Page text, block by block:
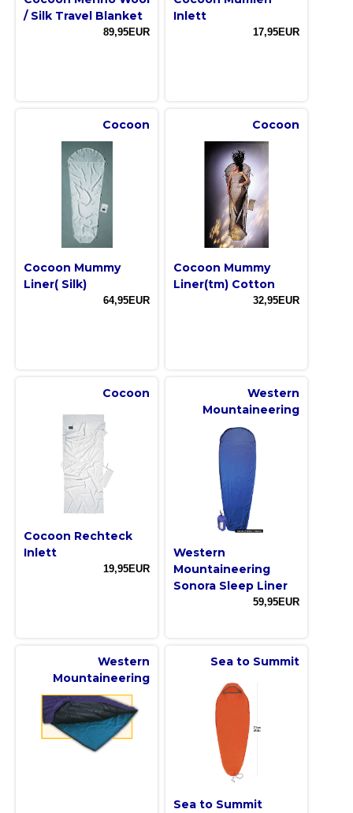
/ Silk Travel Blanket
89,95EUR
Inlett
17,95EUR
Cocoon
Cocoon Mummy
Liner( Silk)
64,95EUR
Cocoon
Cocoon Mummy
Liner(tm) Cotton
32,95EUR
Cocoon
Cocoon Rechteck
Inlett
19,95EUR
Western
Mountaineering
Western
Mountaineering
Sonora Sleep Liner
59,95EUR
Western
Mountaineering
Sea to Summit
Sea to Summit